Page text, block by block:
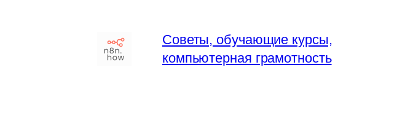
Советы, обучающие курсы,
компьютерная грамотность